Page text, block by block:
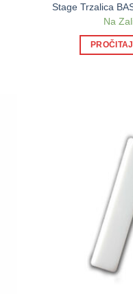
Stage Trzalica
Na